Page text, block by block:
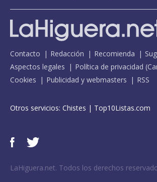
Contacto Redacción Recomienda
Aspectos legales
Política de privacidad (
Cookies
Publicidad y webmasters RSS
Otros servicios: Chistes | Top10Listas.com
LaHiguera.net. Todos los derechos